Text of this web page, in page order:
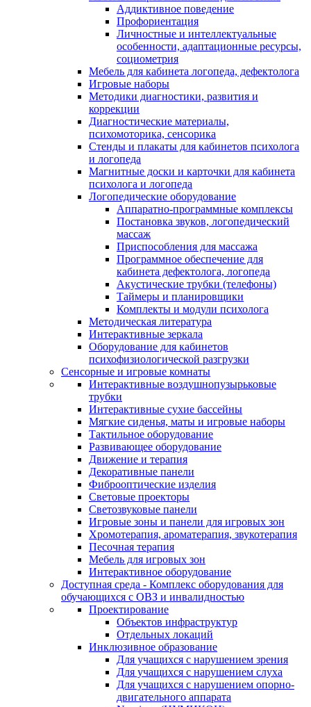
Аддиктивное поведение
Профориентация
Личностные и интеллектуальные
особенности, адаптационные ресурсы,
социометрия
Мебель для кабинета логопеда, дефектолога
Игровые наборы
Методики диагностики, развития и
коррекции
Диагностические материалы,
психомоторика, сенсорика
Стенды и плакаты для кабинетов психолога
и логопеда
Магнитные доски и карточки для кабинета
психолога и логопеда
Логопедические оборудование
Аппаратно-программные комплексы
Постановка звуков, логопедический
массаж
Приспособления для массажа
Программное обеспечение для
кабинета дефектолога, логопеда
Акустические трубки (телефоны)
Таймеры и планировщики
Комплекты и модули психолога
Методическая литература
Интерактивные зеркала
Оборудование для кабинетов
психофизиологической разгрузки
Сенсорные и игровые комнаты
Интерактивные воздушнопузырьковые
трубки
Интерактивные сухие бассейны
Мягкие сиденья, маты и игровые наборы
Тактильное оборудование
Развивающее оборудование
Движение и терапия
Декоративные панели
Фиброоптические изделия
Световые проекторы
Светозвуковые панели
Игровые зоны и панели для игровых зон
Хромотерапия, ароматерапия, звукотерапия
Песочная терапия
Мебель для игровых зон
Интерактивное оборудование
Доступная среда - Комплекс оборудования для
обучающихся с ОВЗ и инвалидностью
Проектирование
Объектов инфраструктур
Отдельных локаций
Инклюзивное образование
Для учащихся с нарушением зрения
Для учащихся с нарушением слуха
Для учащихся с нарушением опорно-
двигательного аппарата